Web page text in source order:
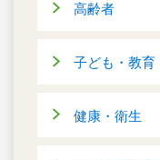
高齢者
子ども・教育
健康・衛生